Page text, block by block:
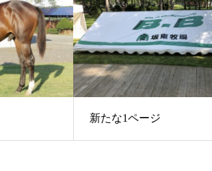
新たな1ページ